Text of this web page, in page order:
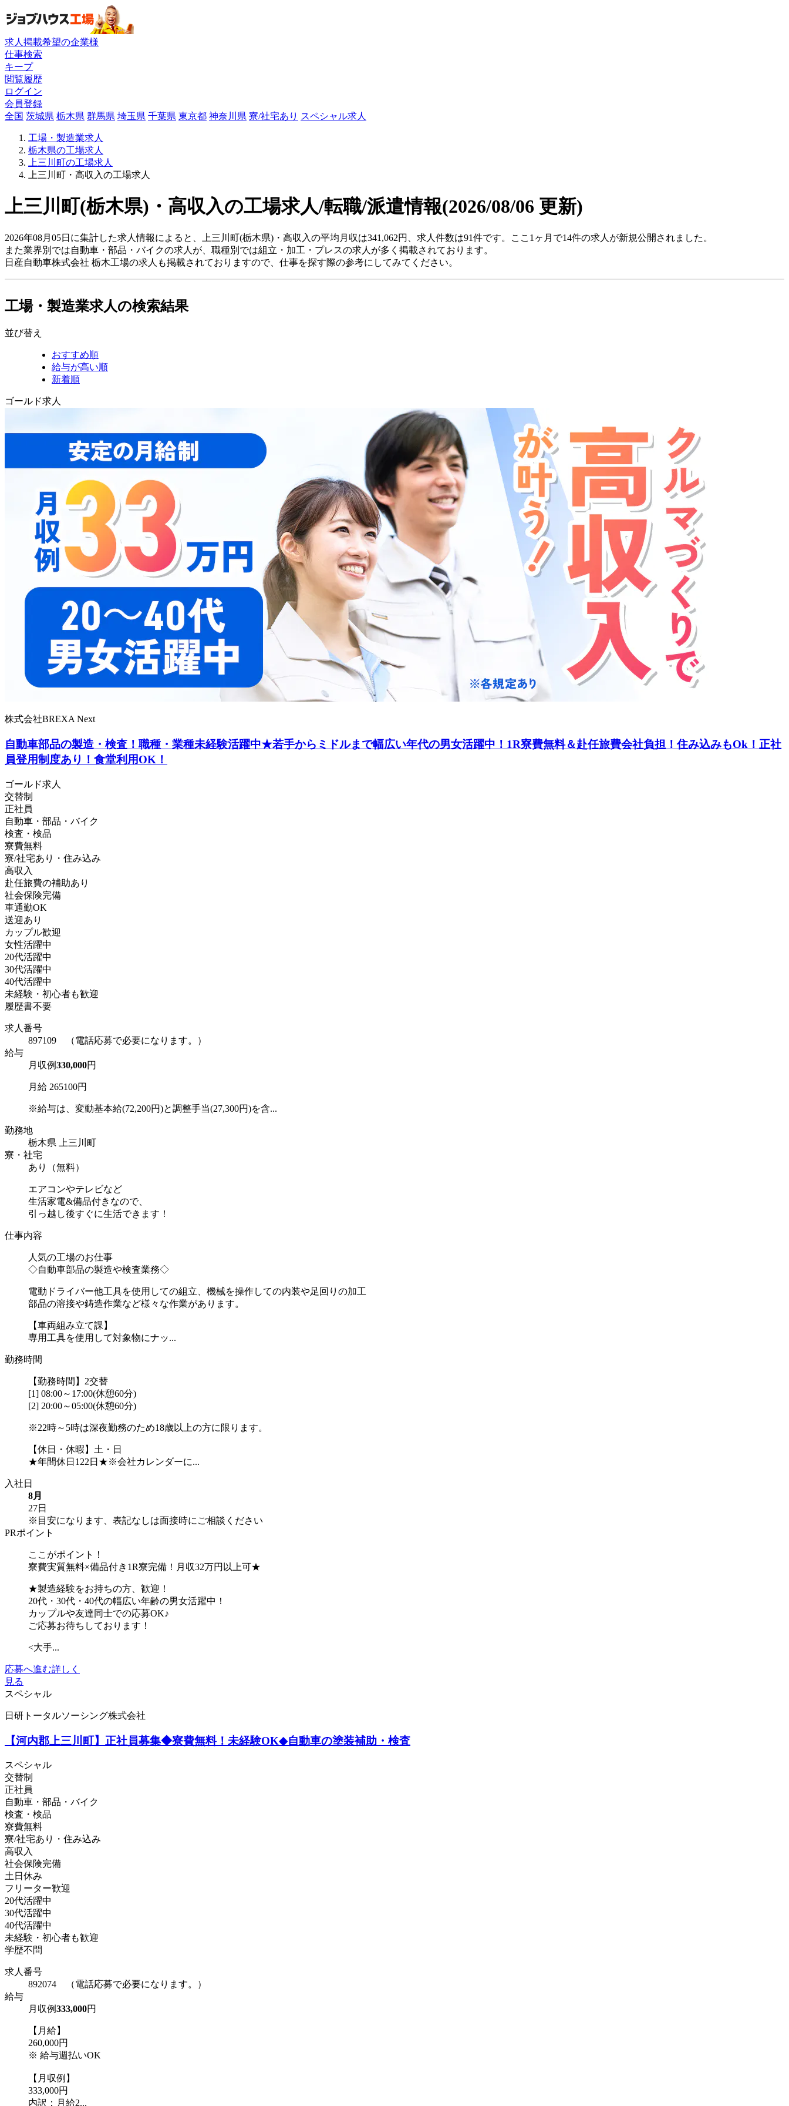
求人掲載希望の企業様
仕事検索
キープ
閲覧履歴
ログイン
会員登録
全国 茨城県 栃木県 群馬県 埼玉県 千葉県 東京都 神奈川県 寮/社宅あり スペシャル求人
工場・製造業求人
栃木県の工場求人
上三川町の工場求人
上三川町・高収入の工場求人
上三川町(栃木県)・高収入の工場求人/転職/派遣情報(2026/08/06 更新)
2026年08月05日に集計した求人情報によると、上三川町(栃木県)・高収入の平均月収は341,062円、求人件数は91件です。ここ1ヶ月で14件の求人が新規公開されました。
また業界別では自動車・部品・バイクの求人が、職種別では組立・加工・プレスの求人が多く掲載されております。
日産自動車株式会社 栃木工場の求人も掲載されておりますので、仕事を探す際の参考にしてみてください。
工場・製造業求人の検索結果
並び替え
おすすめ順
給与が高い順
新着順
ゴールド求人
株式会社BREXA Next
自動車部品の製造・検査！職種・業種未経験活躍中★若手からミドルまで幅広い年代の男女活躍中！1R寮費無料＆赴任旅費会社負担！住み込みもOk！正社
員登用制度あり！食堂利用OK！
ゴールド求人
交替制
正社員
自動車・部品・バイク
検査・検品
寮費無料
寮/社宅あり・住み込み
高収入
赴任旅費の補助あり
社会保険完備
車通勤OK
送迎あり
カップル歓迎
女性活躍中
20代活躍中
30代活躍中
40代活躍中
未経験・初心者も歓迎
履歴書不要
求人番号
897109 （電話応募で必要になります。）
給与
月収例330,000円
月給 265100円
※給与は、変動基本給(72,200円)と調整手当(27,300円)を含...
勤務地
栃木県 上三川町
寮・社宅
あり（無料）
エアコンやテレビなど
生活家電&備品付きなので、
引っ越し後すぐに生活できます！
仕事内容
人気の工場のお仕事
◇自動車部品の製造や検査業務◇
電動ドライバー他工具を使用しての組立、機械を操作しての内装や足回りの加工
部品の溶接や鋳造作業など様々な作業があります。
【車両組み立て課】
専用工具を使用して対象物にナッ...
勤務時間
【勤務時間】2交替
[1] 08:00～17:00(休憩60分)
[2] 20:00～05:00(休憩60分)
※22時～5時は深夜勤務のため18歳以上の方に限ります。
【休日・休暇】土・日
★年間休日122日★※会社カレンダーに...
入社日
8月
27日
※目安になります、表記なしは面接時にご相談ください
PRポイント
ここがポイント！
寮費実質無料×備品付き1R寮完備！月収32万円以上可★
★製造経験をお持ちの方、歓迎！
20代・30代・40代の幅広い年齢の男女活躍中！
カップルや友達同士での応募OK♪
ご応募お待ちしております！
<大手...
応募へ進む詳しく
見る
スペシャル
日研トータルソーシング株式会社
【河内郡上三川町】正社員募集◆寮費無料！未経験OK◆自動車の塗装補助・検査
スペシャル
交替制
正社員
自動車・部品・バイク
検査・検品
寮費無料
寮/社宅あり・住み込み
高収入
社会保険完備
土日休み
フリーター歓迎
20代活躍中
30代活躍中
40代活躍中
未経験・初心者も歓迎
学歴不問
求人番号
892074 （電話応募で必要になります。）
給与
月収例333,000円
【月給】
260,000円
※ 給与週払いOK
【月収例】
333,000円
内訳：月給2...